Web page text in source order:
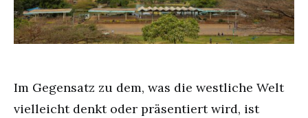
Im Gegensatz zu dem, was die westliche Welt
vielleicht denkt oder präsentiert wird, ist